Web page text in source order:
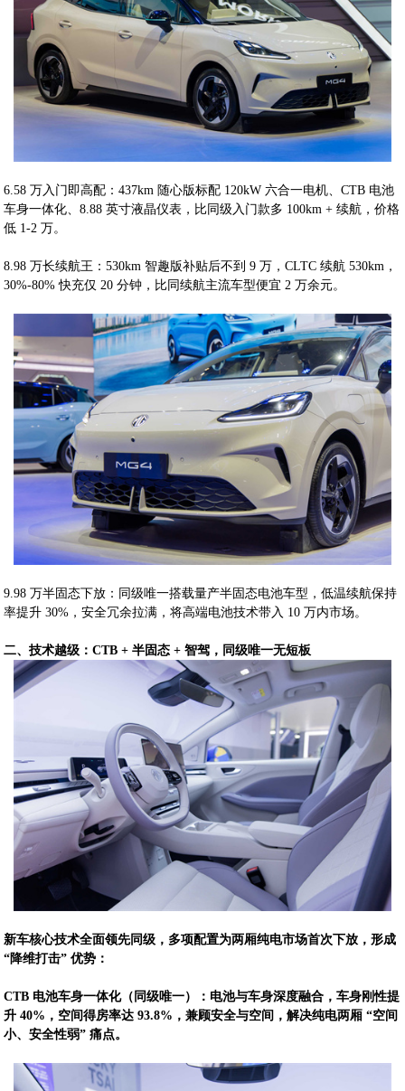
6.58 万入门即高配：437km 随心版标配 120kW 六合一电机、CTB 电池
车身一体化、8.88 英寸液晶仪表，比同级入门款多 100km + 续航，价格
低 1-2 万。
8.98 万长续航王：530km 智趣版补贴后不到 9 万，CLTC 续航 530km，
30%-80% 快充仅 20 分钟，比同续航主流车型便宜 2 万余元。
9.98 万半固态下放：同级唯一搭载量产半固态电池车型，低温续航保持
率提升 30%，安全冗余拉满，将高端电池技术带入 10 万内市场。
二、技术越级：CTB + 半固态 + 智驾，同级唯一无短板
新车核心技术全面领先同级，多项配置为两厢纯电市场首次下放，形成
“降维打击” 优势：
CTB 电池车身一体化（同级唯一）：电池与车身深度融合，车身刚性提
升 40%，空间得房率达 93.8%，兼顾安全与空间，解决纯电两厢 “空间
小、安全性弱” 痛点。